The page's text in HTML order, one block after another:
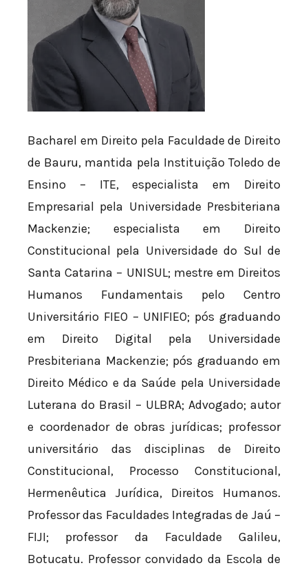
Bacharel em Direito pela Faculdade de Direito
de Bauru, mantida pela Instituição Toledo de
Ensino – ITE, especialista em Direito
Empresarial pela Universidade Presbiteriana
Mackenzie; especialista em Direito
Constitucional pela Universidade do Sul de
Santa Catarina – UNISUL; mestre em Direitos
Humanos Fundamentais pelo Centro
Universitário FIEO – UNIFIEO; pós graduando
em Direito Digital pela Universidade
Presbiteriana Mackenzie; pós graduando em
Direito Médico e da Saúde pela Universidade
Luterana do Brasil – ULBRA; Advogado; autor
e coordenador de obras jurídicas; professor
universitário das disciplinas de Direito
Constitucional, Processo Constitucional,
Hermenêutica Jurídica, Direitos Humanos.
Professor das Faculdades Integradas de Jaú –
FIJI; professor da Faculdade Galileu,
Botucatu. Professor convidado da Escola de